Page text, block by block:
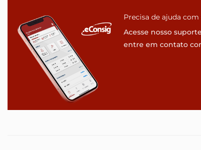
Precisa de ajuda com
Acesse nosso
entre em contato